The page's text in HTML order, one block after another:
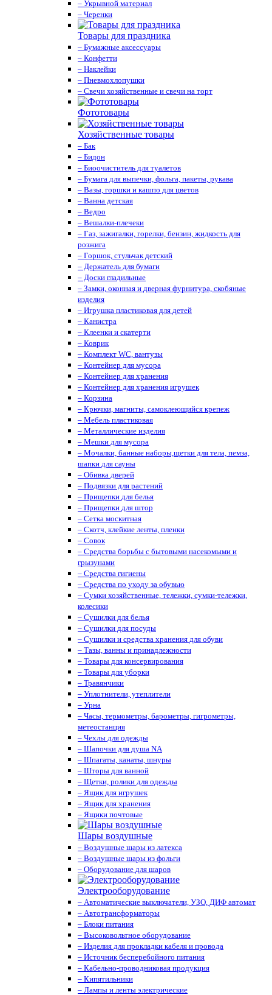
– Укрывной материал
– Черенки
Товары для праздника
– Бумажные аксессуары
– Конфетти
– Наклейки
– Пневмохлопушки
– Свечи хозяйственные и свечи на торт
Фототовары
Хозяйственные товары
– Бак
– Бидон
– Биоочиститель для туалетов
– Бумага для выпечки, фольга, пакеты, рукава
– Вазы, горшки и кашпо для цветов
– Ванна детская
– Ведро
– Вешалки-плечеки
– Газ, зажигалки, горелки, бензин, жидкость для
розжига
– Горшок, стульчак детский
– Держатель для бумаги
– Доски гладильные
– Замки, оконная и дверная фурнитура, скобяные
изделия
– Игрушка пластиковая для детей
– Канистра
– Клеенки и скатерти
– Коврик
– Комплект WC, вантузы
– Контейнер для мусора
– Контейнер для хранения
– Контейнер для хранения игрушек
– Корзина
– Крючки, магниты, cамоклеющийся крепеж
– Мебель пластиковая
– Металлические изделия
– Мешки для мусора
– Мочалки, банные наборы,щетки для тела, пемза,
шапки для сауны
– Обивка дверей
– Подвязки для растений
– Прищепки для белья
– Прищепки для штор
– Сетка москитная
– Скотч, клейкие ленты, пленки
– Совок
– Средства борьбы с бытовыми насекомыми и
грызунами
– Средства гигиены
– Средства по уходу за обувью
– Сумки хозяйственные, тележки, сумки-тележки,
колесики
– Сушилки для белья
– Сушилки для посуды
– Сушилки и средства хранения для обуви
– Тазы, ванны и принадлежности
– Товары для консервирования
– Товары для уборки
– Травянчики
– Уплотнители, утеплители
– Урна
– Часы, термометры, барометры, гигрометры,
метеостанция
– Чехлы для одежды
– Шапочки для душа NA
– Шпагаты, канаты, шнуры
– Шторы для ванной
– Щетки, ролики для одежды
– Ящик для игрушек
– Ящик для хранения
– Ящики почтовые
Шары воздушные
– Воздушные шары из латекса
– Воздушные шары из фольги
– Оборудование для шаров
Электрооборудование
– Автоматические выключатели, УЗО, ДИФ автомат
– Автотрансформаторы
– Блоки питания
– Высоковольтное оборудование
– Изделия для прокладки кабеля и провода
– Источник бесперебойного питания
– Кабельно-проводниковая продукция
– Кипятильники
– Лампы и ленты электрические